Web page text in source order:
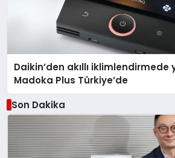
Daikin’den akıllı iklimlendirmede
Madoka Plus Türkiye’de
Son Dakika